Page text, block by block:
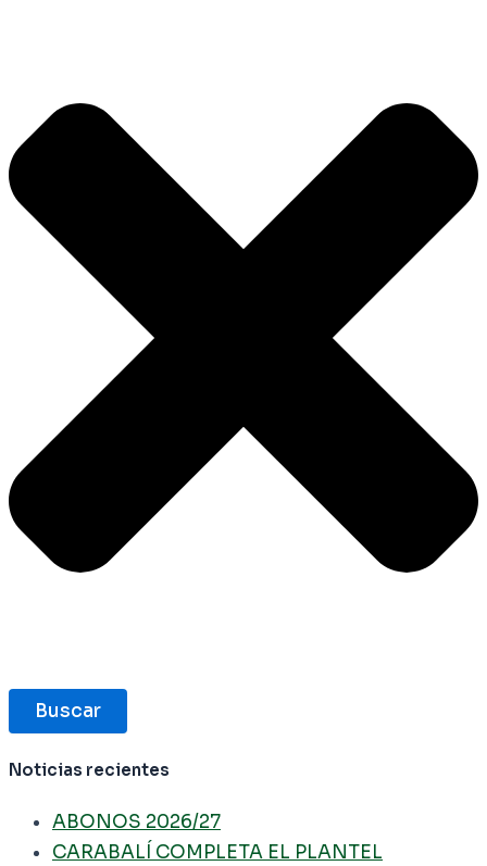
Buscar
Noticias recientes
ABONOS 2026/27
CARABALÍ COMPLETA EL PLANTEL